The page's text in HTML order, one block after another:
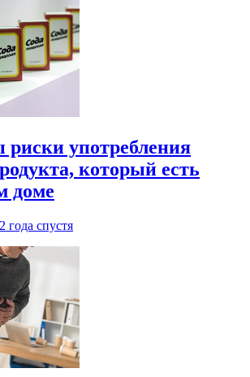
употребления
который есть
доме
2 года спустя